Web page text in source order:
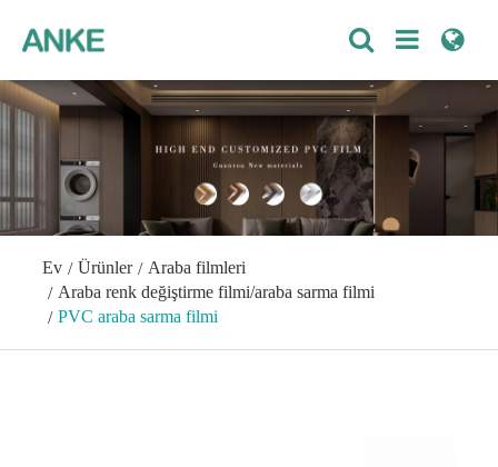
Ev Ürünler
Araba filmleri
Araba renk değiştirme filmi/araba sarma filmi
PVC araba sarma filmi